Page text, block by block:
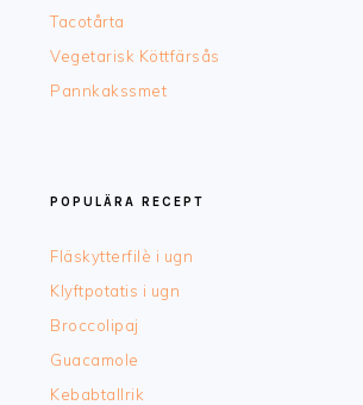
Tacotårta
Vegetarisk Köttfärsås
Pannkakssmet
POPULÄRA RECEPT
Fläskytterfilè i ugn
Klyftpotatis i ugn
Broccolipaj
Guacamole
Kebabtallrik